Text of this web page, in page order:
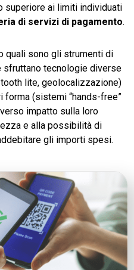
superiore ai limiti individuati
di servizi di pagamento.
quali sono gli strumenti di
sfruttano tecnologie diverse
lite, geolocalizzazione)
(sistemi “hands-free”
impatto sulla loro
e alla possibilità di
gli importi spesi.